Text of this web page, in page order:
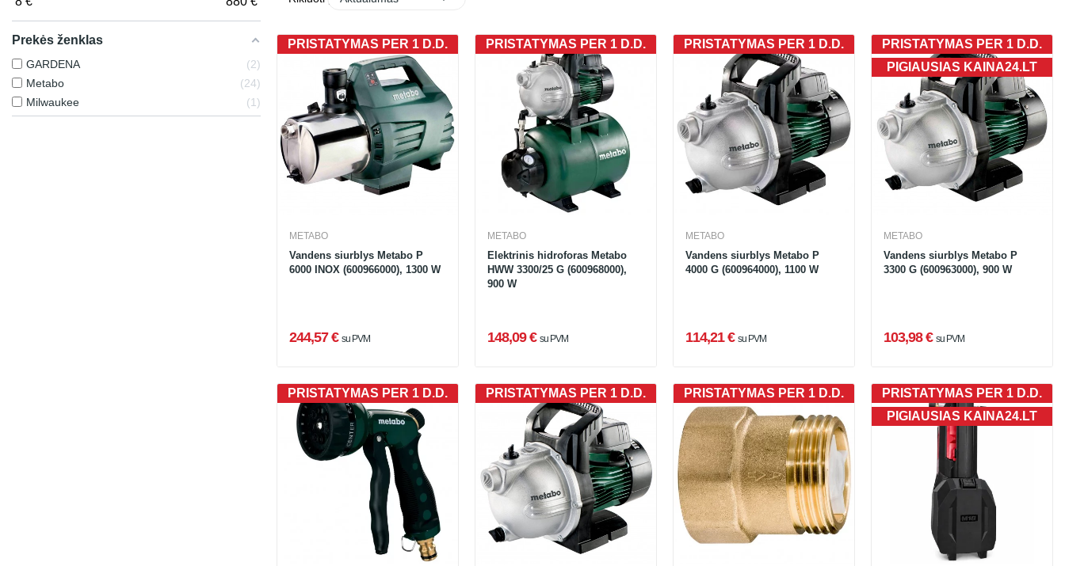
Prekės ženklas
GARDENA
2
Metabo
24
Milwaukee
1
PRISTATYMAS PER 1 D.D.
METABO
Vandens siurblys Metabo P
6000 INOX (600966000), 1300 W
244,57 € su PVM
PRISTATYMAS PER 1 D.D.
METABO
Elektrinis hidroforas Metabo
HWW 3300/25 G (600968000),
900 W
148,09 € su PVM
PRISTATYMAS PER 1 D.D.
METABO
Vandens siurblys Metabo P
4000 G (600964000), 1100 W
114,21 € su PVM
PIGIAUSIAS KAINA24.LT
PRISTATYMAS PER 1 D.D.
METABO
Vandens siurblys Metabo P
3300 G (600963000), 900 W
103,98 € su PVM
PRISTATYMAS PER 1 D.D. PRISTATYMAS PER 1 D.D. PRISTATYMAS PER 1 D.D.
PIGIAUSIAS KAINA24.LT
PRISTATYMAS PER 1 D.D.